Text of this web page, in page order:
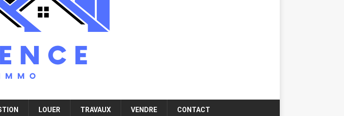
LOUER TRAVAUX VENDRE CONTACT